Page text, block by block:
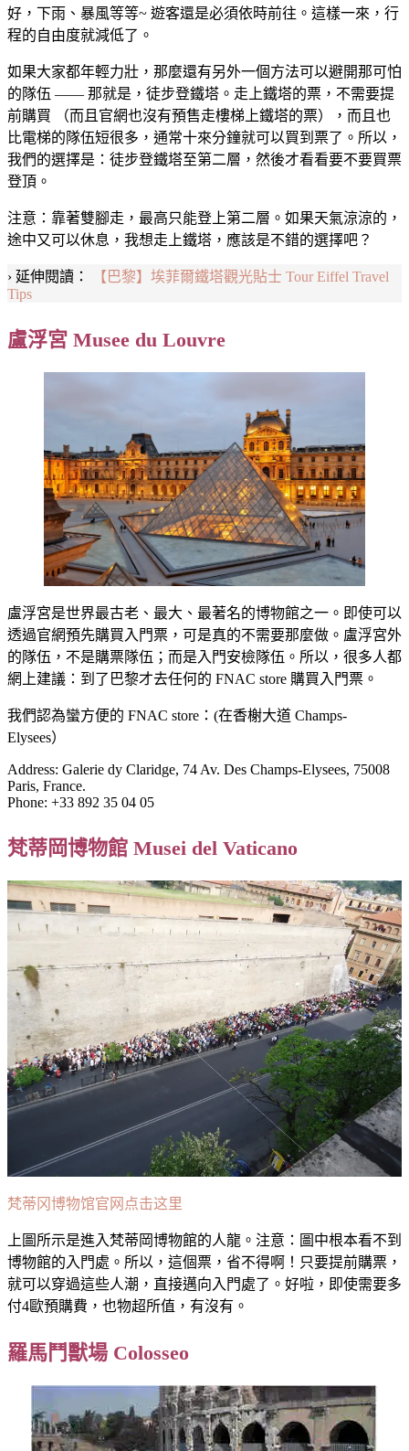
好，下雨、暴風等等~ 遊客還是必須依時前往。這樣一來，行
程的自由度就減低了。
如果大家都年輕力壯，那麼還有另外一個方法可以避開那可怕
的隊伍 —— 那就是，徒步登鐵塔。走上鐵塔的票，不需要提
前購買 （而且官網也沒有預售走樓梯上鐵塔的票），而且也
比電梯的隊伍短很多，通常十來分鐘就可以買到票了。所以，
我們的選擇是：徒步登鐵塔至第二層，然後才看看要不要買票
登頂。
注意：靠著雙腳走，最高只能登上第二層。如果天氣涼涼的，
途中又可以休息，我想走上鐵塔，應該是不錯的選擇吧？
› 延伸閱讀：
【巴黎】埃菲爾鐵塔觀光貼士 Tour Eiffel Travel
Tips
盧浮宮 Musee du Louvre
盧浮宮是世界最古老、最大、最著名的博物館之一。即使可以
透過官網預先購買入門票，可是真的不需要那麼做。盧浮宮外
的隊伍，不是購票隊伍；而是入門安檢隊伍。所以，很多人都
網上建議：到了巴黎才去任何的 FNAC store 購買入門票。
我們認為蠻方便的 FNAC store：(在香榭大道 Champs-
Elysees）
Address: Galerie dy Claridge, 74 Av. Des Champs-Elysees, 75008
Paris, France.
Phone: +33 892 35 04 05
梵蒂岡博物館 Musei del Vaticano
梵蒂冈博物馆官网点击这里
上圖所示是進入梵蒂岡博物館的人龍。注意：圖中根本看不到
博物館的入門處。所以，這個票，省不得啊！只要提前購票，
就可以穿過這些人潮，直接邁向入門處了。好啦，即使需要多
付4歐預購費，也物超所值，有沒有。
羅馬鬥獸場 Colosseo